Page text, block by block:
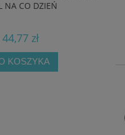
NA CO DZIEŃ
44,77 zł
KOSZYKA